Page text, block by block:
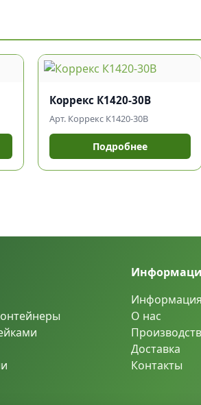
Коррекс К1420-30В
Арт. Коррекс К1420-30В
Подробнее
Информация
О нас
Доставка
Контакты